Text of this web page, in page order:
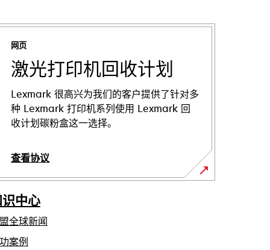
网页
激光打印机回收计划
Lexmark 很高兴为我们的客户提供了针对多
种 Lexmark 打印机系列使用 Lexmark 回
收计划碳粉盒这一选择。
查看协议
中心
全球新闻
案例